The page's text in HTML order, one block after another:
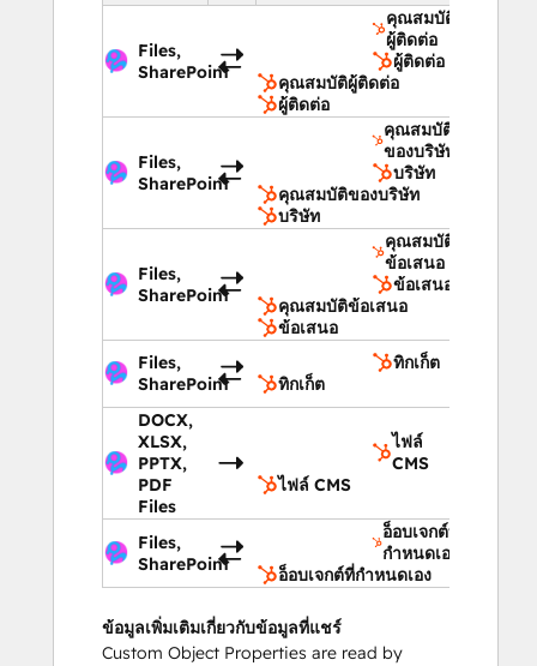
Files,
SharePoint
คุณสมบัติ
ผู้ติดต่อ
ผู้ติดต่อ
คุณสมบัติผู้ติดต่อ
ผู้ติดต่อ
Files,
SharePoint
คุณสมบัติ
ของบริษัท
บริษัท
คุณสมบัติของบริษัท
บริษัท
Files,
SharePoint
คุณสมบัติ
ข้อเสนอ
ข้อเสนอ
คุณสมบัติข้อเสนอ
ข้อเสนอ
Files,
SharePoint
ทิกเก็ต
ทิกเก็ต
DOCX,
XLSX,
PPTX,
PDF
Files
ไฟล์
CMS
ไฟล์ CMS
Files,
SharePoint
อ็อบเจกต์ที่
กำหนดเอง
อ็อบเจกต์ที่กำหนดเอง
ข้อมูลเพิ่มเติมเกี่ยวกับข้อมูลที่แชร์
Custom Object Properties are read by